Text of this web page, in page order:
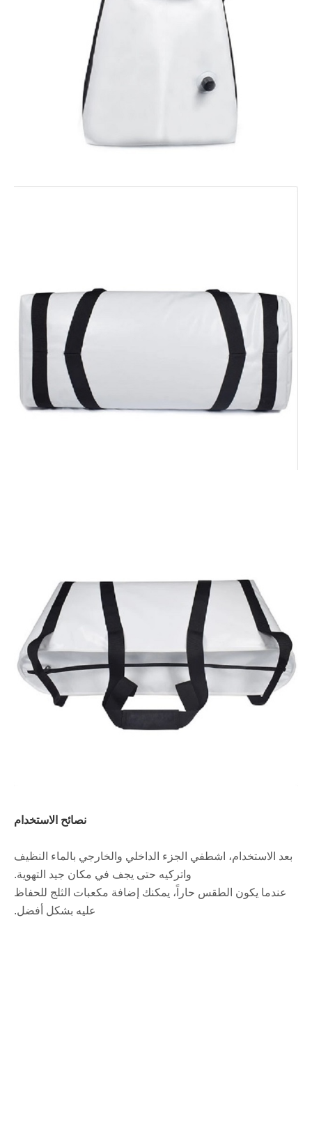
نصائح الاستخدام
بعد الاستخدام، اشطفي الجزء الداخلي والخارجي بالماء النظيف
واتركيه حتى يجف في مكان جيد التهوية.
عندما يكون الطقس حاراً، يمكنك إضافة مكعبات الثلج للحفاظ
عليه بشكل أفضل.